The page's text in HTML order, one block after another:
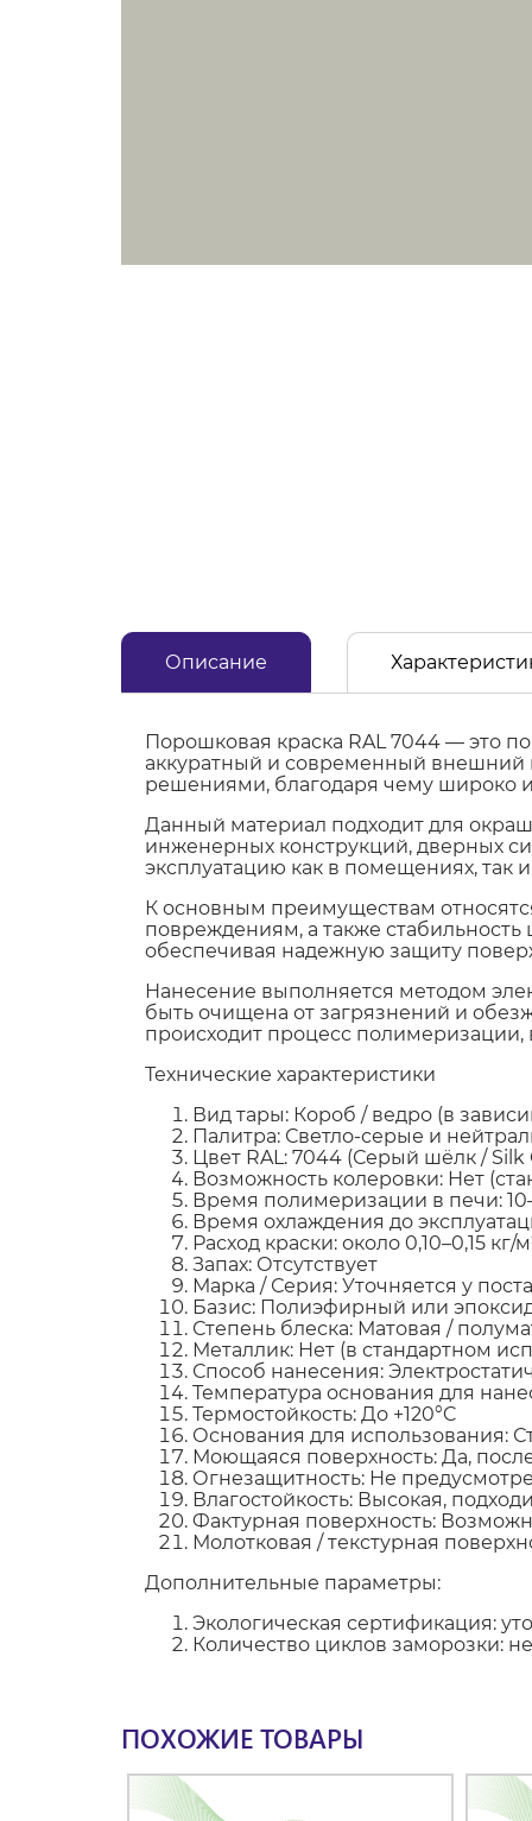
Описание
Порошковая краска RAL 7044 — это
аккуратный и современный внешний
решениями, благодаря чему широко
Данный материал подходит для
инженерных конструкций, дверных
эксплуатацию как в помещениях,
К основным преимуществам
повреждениям, а также
обеспечивая надежную защиту
Нанесение выполняется методом
быть очищена от загрязнений и
происходит процесс полимеризации,
Технические характеристики
Вид тары: Короб / ведро (в
Палитра: Светло-серые и
Цвет RAL: 7044 (Серый шёлк / Silk
Возможность колеровки: Нет
Время полимеризации в печи:
Время охлаждения до
Расход краски: около 0,10–0,15 кг/
Запах: Отсутствует
Марка / Серия: Уточняется у
Базис: Полиэфирный или
Степень блеска: Матовая /
Металлик: Нет (в стандартном
Способ нанесения:
Температура основания для
Термостойкость: До +120°C
Основания для использования:
Моющаяся поверхность: Да,
Огнезащитность: Не
Влагостойкость: Высокая,
Фактурная поверхность:
Молотковая / текстурная
Дополнительные параметры:
Экологическая сертификация:
Количество циклов заморозки:
ПОХОЖИЕ ТОВАРЫ